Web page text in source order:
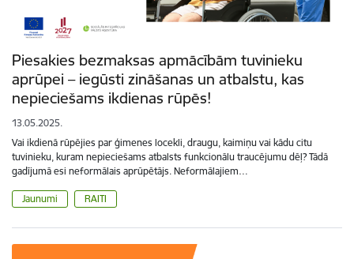
Piesakies bezmaksas apmācībām tuvinieku
aprūpei – iegūsti zināšanas un atbalstu, kas
nepieciešams ikdienas rūpēs!
13.05.2025.
Vai ikdienā rūpējies par ģimenes locekli, draugu, kaimiņu vai kādu citu
tuvinieku, kuram nepieciešams atbalsts funkcionālu traucējumu dēļ? Tādā
gadījumā esi neformālais aprūpētājs. Neformālajiem…
Jaunumi RAITI